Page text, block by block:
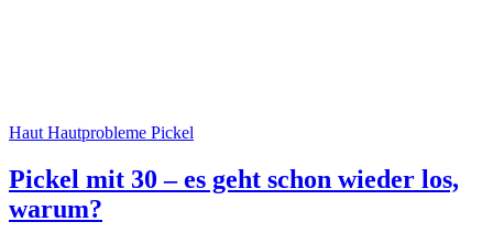
Haut Hautprobleme Pickel
Pickel mit 30 – es geht schon wieder los,
warum?